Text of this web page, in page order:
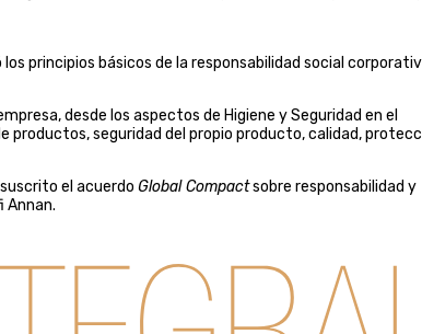
principios básicos de la responsabilidad social
desde los aspectos de Higiene y Seguridad en el
productos, seguridad del propio producto, calidad,
el acuerdo Global Compactsobre responsabilidad y
Annan.